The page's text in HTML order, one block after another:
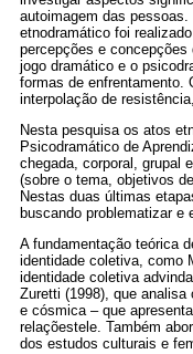
autoimagem das
etnodramático foi
percepções e
jogo dramático e o
formas de enfrentamento.
interpolação de
Nesta pesquisa os atos
Psicodramático de
chegada, corporal, grupal
(sobre o tema, objetivos
Nestas duas últimas
buscando problematizar
A fundamentação teórica
identidade coletiva, como
identidade coletiva
Zuretti (1998), que
e cósmica – que
relaçõestele. Também
dos estudos culturais e